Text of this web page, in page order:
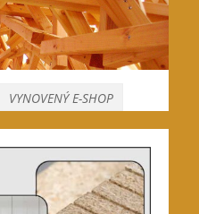
VYNOVENÝ E-SHOP